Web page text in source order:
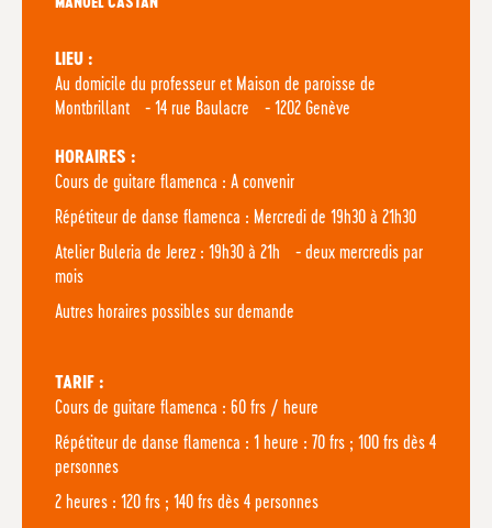
MANUEL CASTAN
LIEU :
Au domicile du professeur et Maison de paroisse de
Montbrillant - 14 rue Baulacre - 1202 Genève
HORAIRES :
Cours de guitare flamenca : A convenir
Répétiteur de danse flamenca : Mercredi de 19h30 à 21h30
Atelier Buleria de Jerez : 19h30 à 21h - deux mercredis par
mois
Autres horaires possibles sur demande
TARIF :
Cours de guitare flamenca : 60 frs / heure
Répétiteur de danse flamenca : 1 heure : 70 frs ; 100 frs dès 4
personnes
2 heures : 120 frs ; 140 frs dès 4 personnes